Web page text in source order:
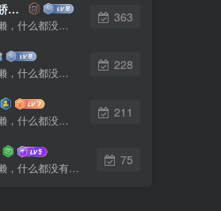
我996我骄傲了么
这家伙很懒，什么都没有写...
363
这家伙很懒，什么都没有写...
228
这家伙很懒，什么都没有写...
211
这家伙很懒，什么都没有写...
75